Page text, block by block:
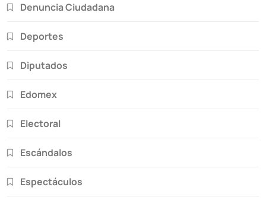
Denuncia Ciudadana
Deportes
Diputados
Edomex
Electoral
Escándalos
Espectáculos